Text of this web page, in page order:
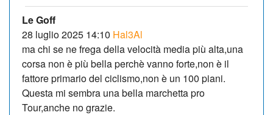
Le Goff
28 luglio 2025 14:10 Hal3Al
ma chi se ne frega della velocità media più alta,una
corsa non è più bella perchè vanno forte,non è il
fattore primario del ciclismo,non è un 100 piani.
Questa mi sembra una bella marchetta pro
Tour,anche no grazie.